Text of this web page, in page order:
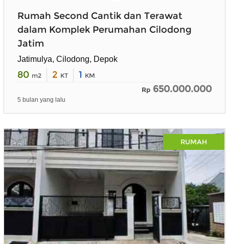
Rumah Second Cantik dan Terawat
dalam Komplek Perumahan Cilodong
Jatim
Jatimulya, Cilodong, Depok
80 m2 2 KT 1 KM
Rp 650.000.000
5 bulan yang lalu
RUMAH